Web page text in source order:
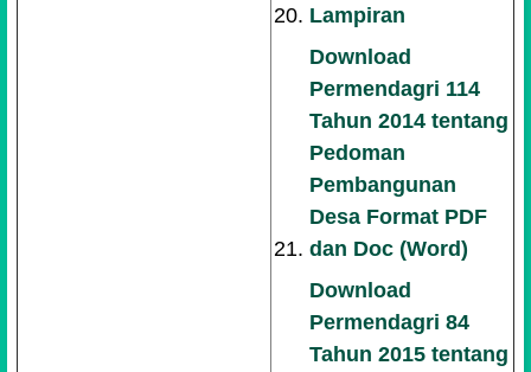
Lampiran
Download
Permendagri 114
Tahun 2014 tentang
Pedoman
Pembangunan
Desa Format PDF
dan Doc (Word)
Download
Permendagri 84
Tahun 2015 tentang